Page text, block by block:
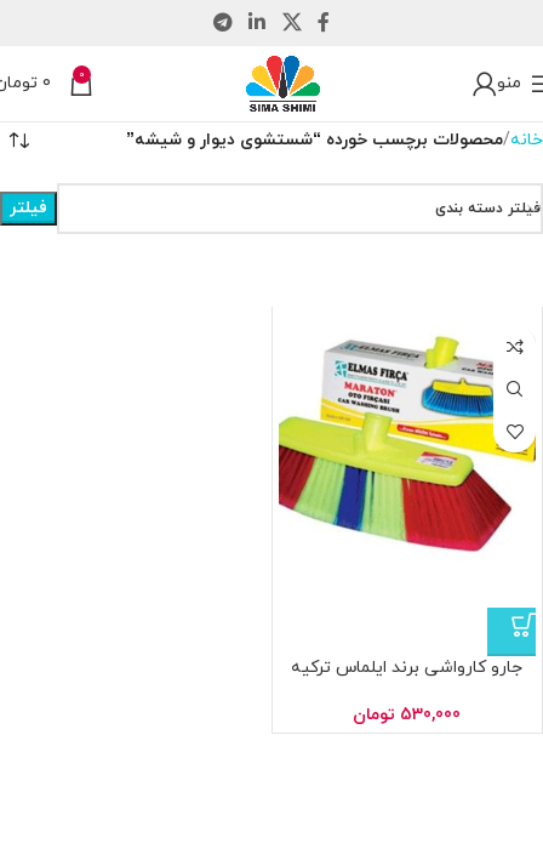
منو 0
0
خانه محصولات برچسب خورده “شستشوی دیوار و شیشه”
فیلتر دسته بندی فیلتر
جارو کارواشی برند ایلماس ترکیه
530,000 تومان